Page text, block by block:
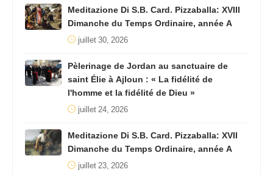
Meditazione Di S.B. Card. Pizzaballa: XVIII
Dimanche du Temps Ordinaire, année A
juillet 30, 2026
Pèlerinage de Jordan au sanctuaire de
saint Élie à Ajloun : « La fidélité de
l'homme et la fidélité de Dieu »
juillet 24, 2026
Meditazione Di S.B. Card. Pizzaballa: XVII
Dimanche du Temps Ordinaire, année A
juillet 23, 2026